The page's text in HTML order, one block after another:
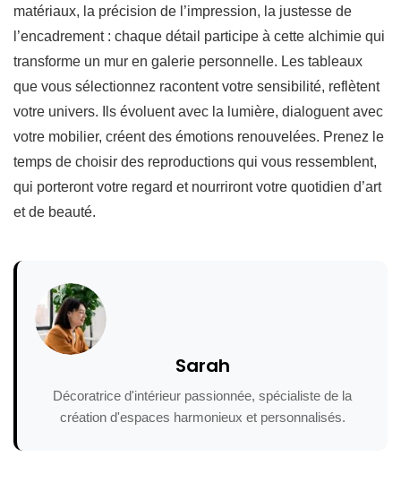
matériaux, la précision de l’impression, la justesse de
l’encadrement : chaque détail participe à cette alchimie qui
transforme un mur en galerie personnelle. Les tableaux
que vous sélectionnez racontent votre sensibilité, reflètent
votre univers. Ils évoluent avec la lumière, dialoguent avec
votre mobilier, créent des émotions renouvelées. Prenez le
temps de choisir des reproductions qui vous ressemblent,
qui porteront votre regard et nourriront votre quotidien d’art
et de beauté.
Sarah
Décoratrice d'intérieur passionnée, spécialiste de la
création d'espaces harmonieux et personnalisés.